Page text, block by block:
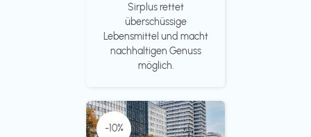
Sirplus rettet
überschüssige
Lebensmittel und macht
nachhaltigen Genuss
möglich.
-10%